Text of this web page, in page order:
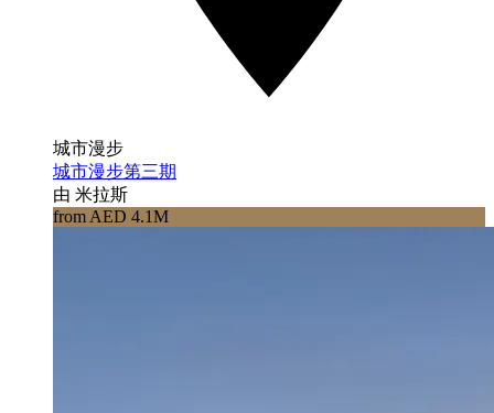
城市漫步
城市漫步第三期
由 米拉斯
from AED 4.1M